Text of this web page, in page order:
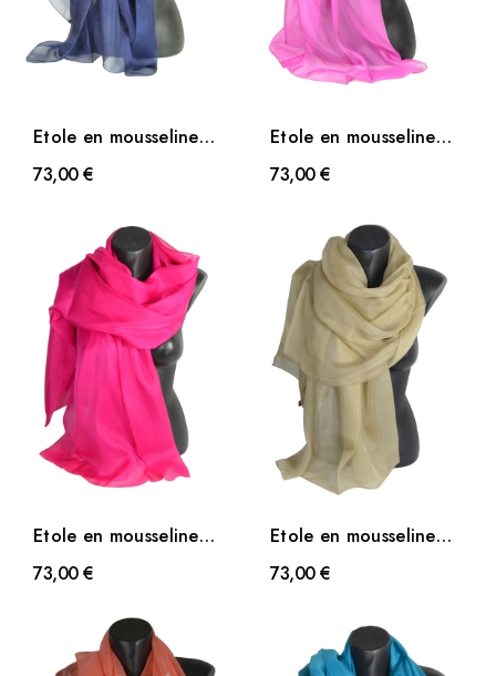
Etole en mousseline
de soie bleu marine
73,00 €
Etole en mousseline
de soie rose
73,00 €
Etole en mousseline
de soie rose fuchsia
73,00 €
Etole en mousseline
de soie beige
73,00 €